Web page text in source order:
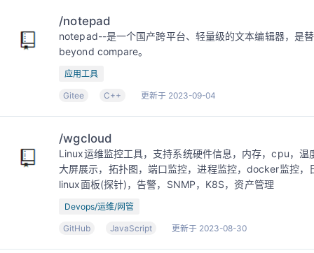
/notepad
notepad--是一个国产跨平台、轻量级的文本编辑器，是
beyond compare。
应用工具
Gitee C++ 更新于 2023-09-04
/wgcloud
Linux运维监控工具，支持系统硬件信息，内存，cpu，
大屏展示，拓扑图，端口监控，进程监控，docker监控
linux面板(探针)，告警，SNMP，K8S，资产管理
Devops/运维/网管
GitHub JavaScript 更新于 2023-08-30